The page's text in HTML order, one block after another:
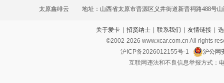
太原鑫绯云 地址：山西省太原市晋源区义井街道新晋祠路488号
贸易服务园区1排1号
关于爱卡 | 招贤纳士 | 联系我们 | 友情链接 |
©2002-2026 www.xcar.com.cn All rights
沪ICP备2026012155号-1
沪公网
互联网违法和不良信息举报方式：